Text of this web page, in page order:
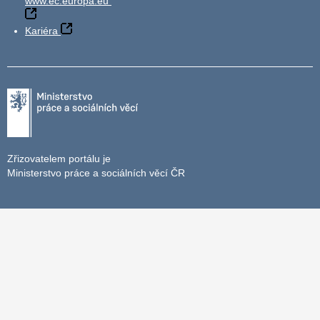
Kariéra
Zřizovatelem portálu je
Ministerstvo práce a sociálních věcí ČR